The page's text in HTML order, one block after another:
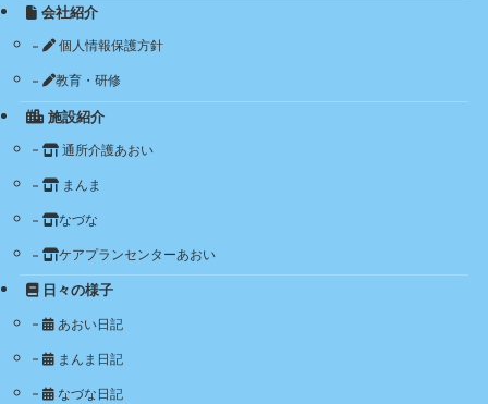
会社紹介
個人情報保護方針
教育・研修
施設紹介
通所介護あおい
まんま
なづな
ケアプランセンターあおい
日々の様子
あおい日記
まんま日記
なづな日記